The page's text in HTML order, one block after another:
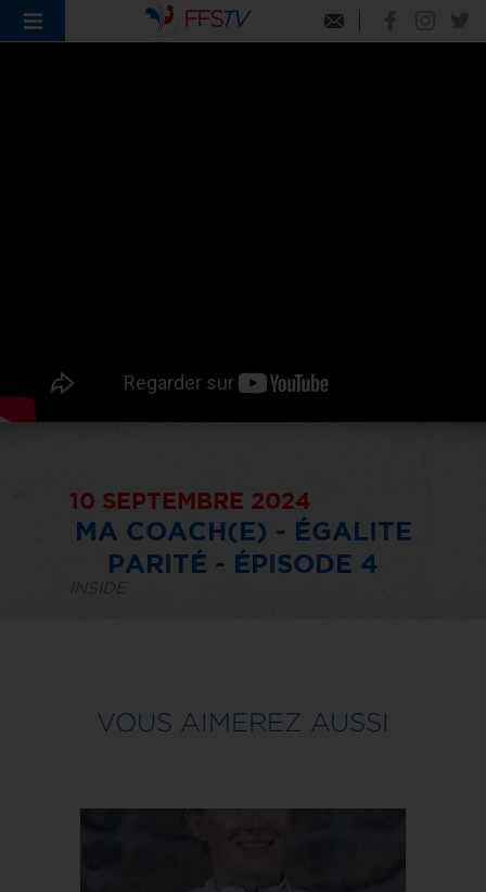
10 SEPTEMBRE 2024
MA COACH(E) - ÉGALITE
PARITÉ - ÉPISODE 4
INSIDE
VOUS AIMEREZ AUSSI